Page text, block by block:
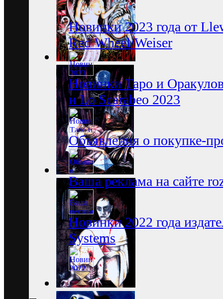
Новинки 2023 года от
Red Wheel/Weiser
Новинки Таро и
и Lo Scarabeo 2023
Объявления о покупке-
Ваша реклама на сайте
Новинки 2022 года
Systems